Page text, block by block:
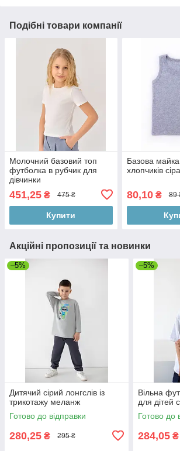
Подібні товари компанії
Молочний базовий топ
футболка в рубчик для
дівчинки
451,25 ₴ 475 ₴
Купити
Базова
хлопчиків
80,10₴ 89
Акційні пропозиції та новинки
–5%
Дитячий сірий лонгслів із
трикотажу меланж
Готово до відправки
280,25 ₴ 295 ₴
–5%
Вільна
для дітей
Готово до
284,05 ₴